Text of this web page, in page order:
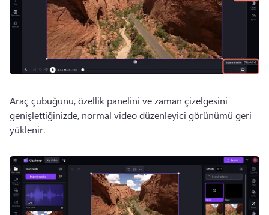
Araç çubuğunu, özellik panelini ve zaman çizelgesini
genişlettiğinizde, normal video düzenleyici görünümü geri
yüklenir.